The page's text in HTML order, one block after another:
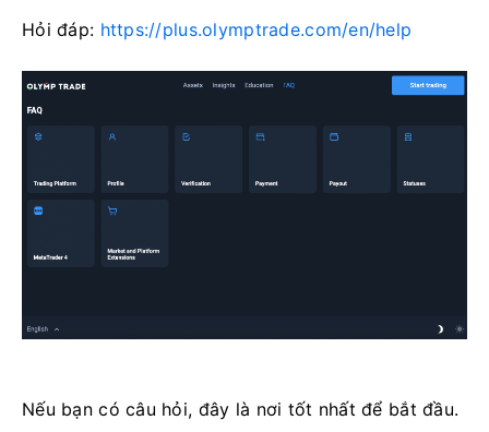
Hỏi đáp: https://plus.olymptrade.com/en/help
Nếu bạn có câu hỏi, đây là nơi tốt nhất để bắt đầu.